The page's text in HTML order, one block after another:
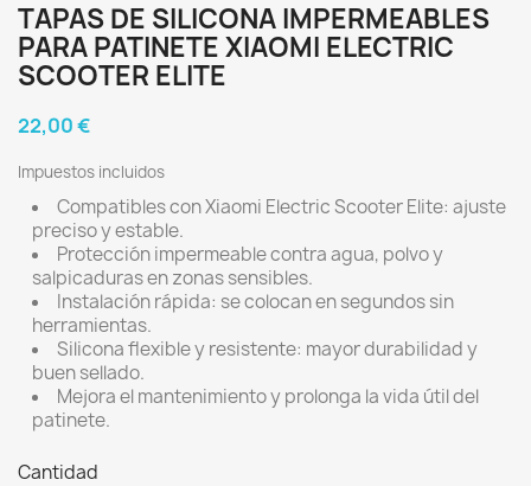
TAPAS DE SILICONA IMPERMEABLES
PARA PATINETE XIAOMI ELECTRIC
SCOOTER ELITE
22,00 €
Impuestos incluidos
Compatibles con Xiaomi Electric Scooter Elite: ajuste
preciso y estable.
Protección impermeable contra agua, polvo y
salpicaduras en zonas sensibles.
Instalación rápida: se colocan en segundos sin
herramientas.
Silicona flexible y resistente: mayor durabilidad y
buen sellado.
Mejora el mantenimiento y prolonga la vida útil del
patinete.
Cantidad